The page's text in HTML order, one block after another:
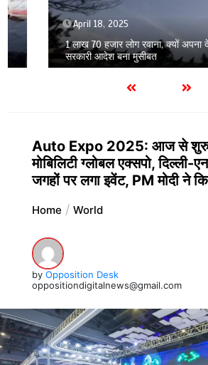
April 18, 2025
1 लाख 70 हजार लोग रवाना, क्यों अपना देश छोड़
सरकारी आदेश बना मुसीबत
Auto Expo 2025: आज से शुरु
मोबिलिटी ग्लोबल एक्सपो, दिल्ली-
जगहों पर लगा इवेंट, PM मोदी ने
Home World
by Opposition Desk
oppositiondigitalnews@gmail.com